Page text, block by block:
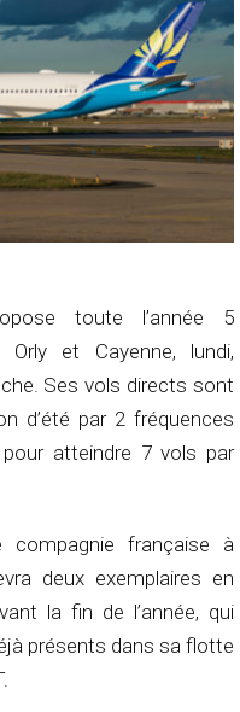
toute l’année 5
et Cayenne, lundi,
Ses vols directs sont
d’été par 2 fréquences
atteindre 7 vols par
française à
deux exemplaires en
la fin de l’année, qui
présents dans sa flotte